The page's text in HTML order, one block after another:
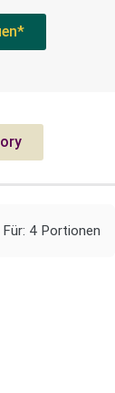
Für: 4 Portionen